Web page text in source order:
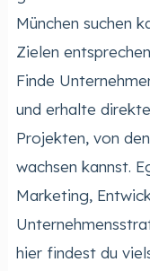
München suchen
Zielen
Finde
und erhalte
Projekten, von
wachsen kannst.
Marketing,
hier findest du